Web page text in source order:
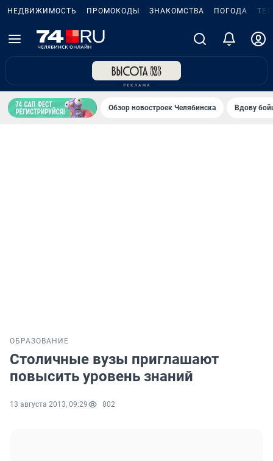
НЕДВИЖИМОСТЬ ПРОМОКОДЫ ЗНАКОМСТВА ПОГОДА
Обзор новостроек Челябинска Вдову
ОБРАЗОВАНИЕ
Столичные вузы приглашают
повысить уровень знаний
13 августа 2013, 09:29 802